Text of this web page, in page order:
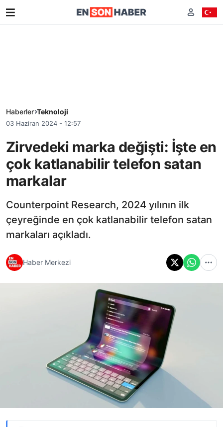
Haberler Teknoloji
03 Haziran 2024 - 12:57
Zirvedeki marka değişti: İşte en
çok katlanabilir telefon satan
markalar
Counterpoint Research, 2024 yılının ilk
çeyreğinde en çok katlanabilir telefon satan
markaları açıkladı.
Haber Merkezi